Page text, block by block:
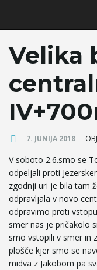
Velika
7. JUNIJA 2018
V soboto 2.6.smo se
odpeljali proti
zgodnji uri je bila tam
odpravljala v novo
odpravimo proti
smer nas je pričakolo
smo vstopili v smer in
plošče kjer smo se
midva z Jakobom pa